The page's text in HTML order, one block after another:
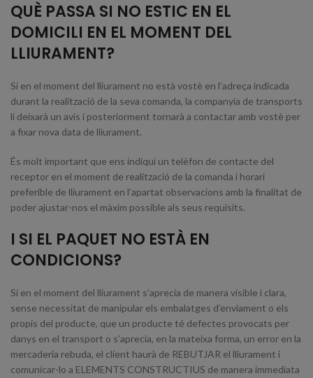
QUÈ PASSA SI NO ESTIC EN EL
DOMICILI EN EL MOMENT DEL
LLIURAMENT?
Si en el moment del lliurament no està vostè en l’adreça indicada
durant la realització de la seva comanda, la companyia de transports
li deixarà un avís i posteriorment tornarà a contactar amb vostè per
a fixar nova data de lliurament.
És molt important que ens indiqui un telèfon de contacte del
receptor en el moment de realització de la comanda i horari
preferible de lliurament en l’apartat observacions amb la finalitat de
poder ajustar-nos el màxim possible als seus requisits.
I SI EL PAQUET NO ESTÀ EN
CONDICIONS?
Si en el moment del lliurament s’aprecia de manera visible i clara,
sense necessitat de manipular els embalatges d’enviament o els
propis del producte, que un producte té defectes provocats per
danys en el transport o s’aprecia, en la mateixa forma, un error en la
mercaderia rebuda, el client haurà de REBUTJAR el lliurament i
comunicar-lo a ELEMENTS CONSTRUCTIUS de manera immediata